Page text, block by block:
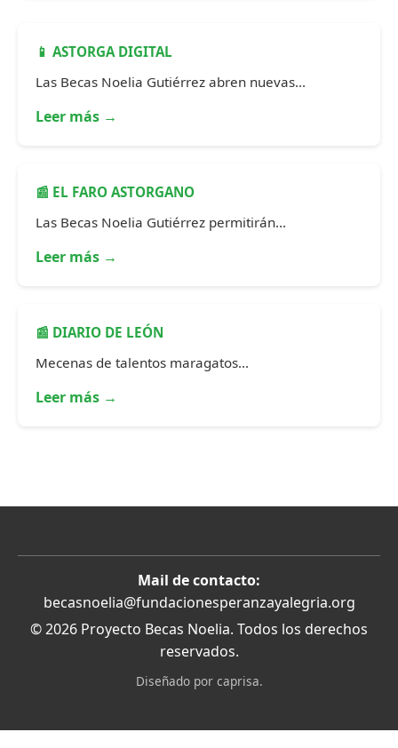
📱 ASTORGA DIGITAL
Las Becas Noelia Gutiérrez abren nuevas...
Leer más →
📰 EL FARO ASTORGANO
Las Becas Noelia Gutiérrez permitirán...
Leer más →
📰 DIARIO DE LEÓN
Mecenas de talentos maragatos...
Leer más →
Mail de contacto:
becasnoelia@fundacionesperanzayalegria.org
© 2026 Proyecto Becas Noelia. Todos los derechos
reservados.
Diseñado por caprisa.